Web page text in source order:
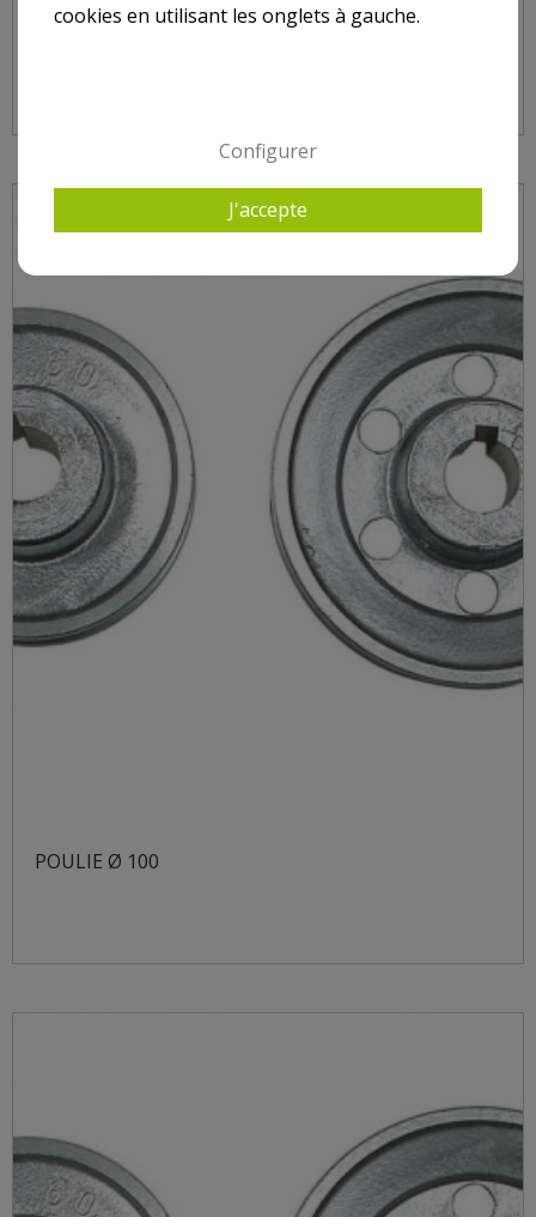
POULIE Ø 80
POULIE Ø 100
cookies en utilisant les onglets à gauche.
Configurer
J'accepte